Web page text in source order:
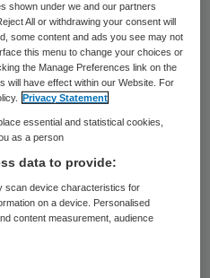
moeite heeft te
zegt, stellen Lea
en Hanke Bruins Slot
meerderheid van de
de
overleggen hoe de
voor patiënten kan
de Kamer. De
shown under we and our partners
All or withdrawing your consent will
some content and ads you see may not
this menu to change your choices or
the Manage Preferences link on the
will have effect within our Website. For
Privacy Statement
essential and statistical cookies,
as a person
data to provide:
scan device characteristics for
on a device. Personalised
content measurement, audience